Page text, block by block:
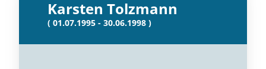
Karsten Tolzmann
( 01.07.1995 - 30.06.1998 )